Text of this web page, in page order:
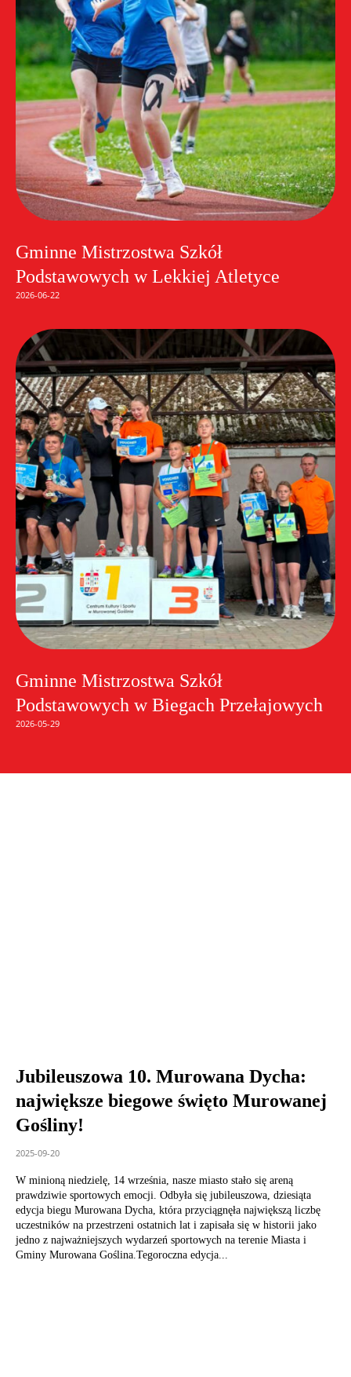
Gminne Mistrzostwa Szkół
Podstawowych w Lekkiej Atletyce
2026-06-22
Gminne Mistrzostwa Szkół
Podstawowych w Biegach Przełajowych
2026-05-29
Jubileuszowa 10. Murowana Dycha:
największe biegowe święto Murowanej
Gośliny!
2025-09-20
W minioną niedzielę, 14 września, nasze miasto stało się areną
prawdziwie sportowych emocji. Odbyła się jubileuszowa, dziesiąta
edycja biegu Murowana Dycha, która przyciągnęła największą liczbę
uczestników na przestrzeni ostatnich lat i zapisała się w historii jako
jedno z najważniejszych wydarzeń sportowych na terenie Miasta i
Gminy Murowana Goślina.Tegoroczna edycja...